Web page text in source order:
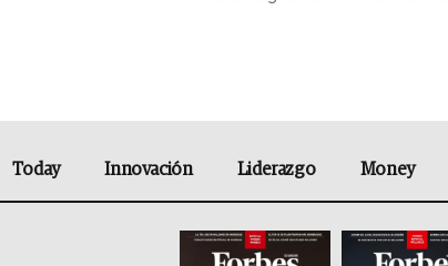
Today Innovación Liderazgo Money